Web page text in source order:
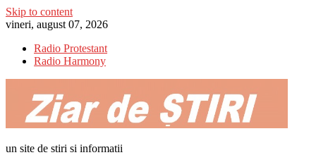
Skip to content
vineri, august 07, 2026
Radio Protestant
Radio Harmony
un site de stiri si informatii